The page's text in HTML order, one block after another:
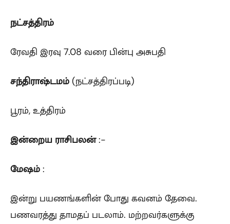
நட்சத்திரம்
ரேவதி இரவு 7.08 வரை பின்பு அசுபதி
சந்திராஷ்டமம் (நட்சத்திரப்படி)
பூரம், உத்திரம்
இன்றைய ராசிபலன்:-
மேஷம் :
இன்று பயணங்களின் போது கவனம் தேவை.
பணவரத்து தாமதப் படலாம். மற்றவர்களுக்கு